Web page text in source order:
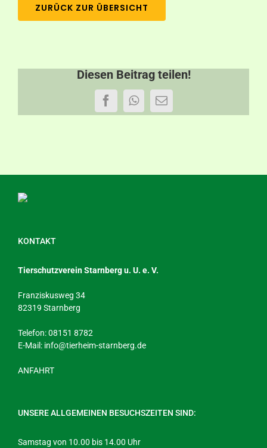
ZURÜCK ZUR ÜBERSICHT
Diesen Beitrag teilen!
FacebookWhatsApp
E-
Mail
KONTAKT
Tierschutzverein Starnberg u. U. e. V.
Franziskusweg 34
82319 Starnberg
Telefon: 08151 8782
E-Mail: info@tierheim-starnberg.de
ANFAHRT
UNSERE ALLGEMEINEN BESUCHSZEITEN SIND:
Samstag von 10.00 bis 14.00 Uhr